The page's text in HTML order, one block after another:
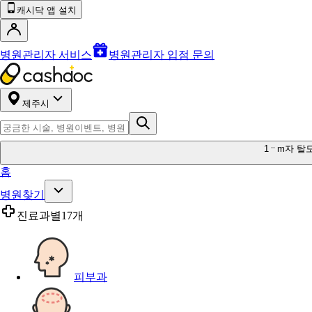
캐시닥 앱 설치
병원관리자 서비스 병원관리자 입점 문의
제주시
1 m자 탈
홈
병원찾기
진료과별17개
피부과